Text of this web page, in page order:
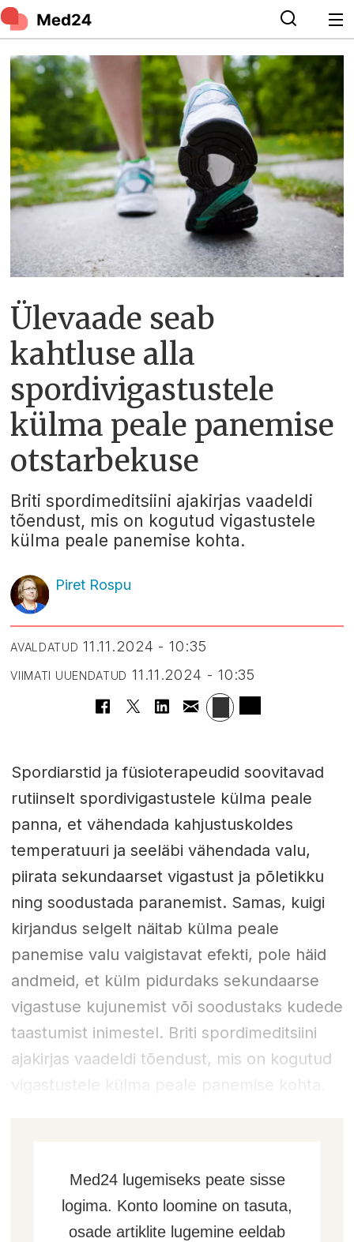
Ülevaade seab
kahtluse alla
spordivigastustele
külma peale panemise
otstarbekuse
Briti spordimeditsiini ajakirjas vaadeldi
tõendust, mis on kogutud vigastustele
külma peale panemise kohta.
Piret Rospu
AVALDATUD 11.11.2024 - 10:35
VIIMATI UUENDATUD 11.11.2024 - 10:35
Spordiarstid ja füsioterapeudid soovitavad
rutiinselt spordivigastustele külma peale
panna, et vähendada kahjustuskoldes
temperatuuri ja seeläbi vähendada valu,
piirata sekundaarset vigastust ja põletikku
ning soodustada paranemist. Samas, kuigi
kirjandus selgelt näitab külma peale
panemise valu vaigistavat efekti, pole häid
andmeid, et külm pidurdaks sekundaarse
vigastuse kujunemist või soodustaks kudede
taastumist inimestel. Briti spordimeditsiini
ajakirjas vaadeldi tõendust, mis on kogutud
vigastustele külma peale panemise kohta.
Med24 lugemiseks peate sisse
logima. Konto loomine on tasuta,
osade artiklite lugemine eeldab